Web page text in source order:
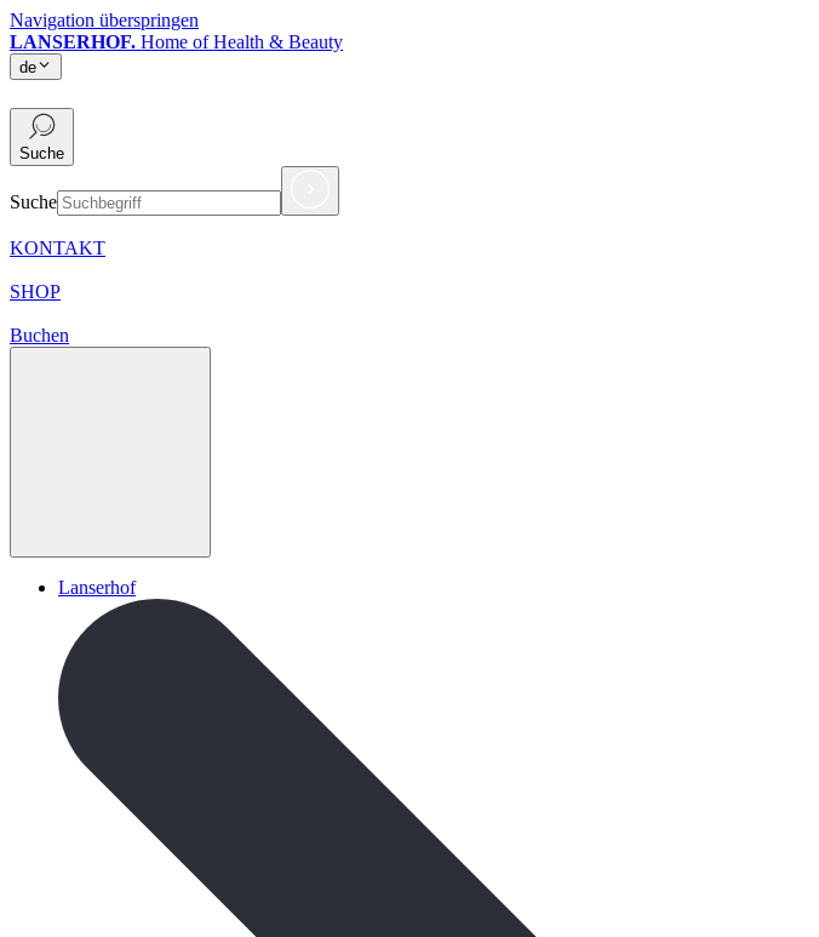
Navigation überspringen
LANSERHOF. Home of Health & Beauty
de
Suche
Suche
KONTAKT
SHOP
Buchen
Lanserhof